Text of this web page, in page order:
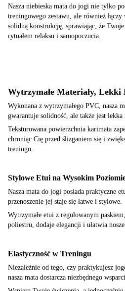
Nasza niebieska mata do jogi nie tylko
treningowego zestawu, ale również
solidną konstrukcję, sprawiając, że
rytuałem relaksu i samopoczucia.
Wytrzymałe Materiały,
Wykonana z wytrzymałego PVC, nasza
gwarantuje solidność, ale także jest lekka
Teksturowana powierzchnia karimata
chroniąc Cię przed ślizganiem się i
treningu.
Stylowe Etui na Wysokim
Nasza mata do jogi posiada praktyczne
przenoszenie jej staje się łatwe i stylowe.
Wytrzymałe etui z regulowanym
poliestru, dodaje elegancji i ułatwia
Elastyczność w Treningu
Niezależnie od tego, czy praktykujesz
nasza mata dostarcza niezbędnego